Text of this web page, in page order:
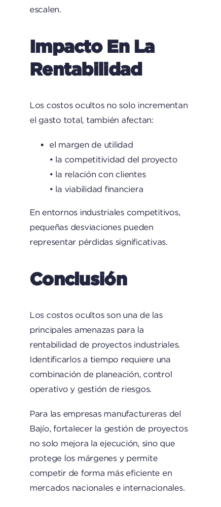
escalen.
Impacto En La
Rentabilidad
Los costos ocultos no solo incrementan
el gasto total, también afectan:
el margen de utilidad
• la competitividad del proyecto
• la relación con clientes
• la viabilidad financiera
En entornos industriales competitivos,
pequeñas desviaciones pueden
representar pérdidas significativas.
Conclusión
Los costos ocultos son una de las
principales amenazas para la
rentabilidad de proyectos industriales.
Identificarlos a tiempo requiere una
combinación de planeación, control
operativo y gestión de riesgos.
Para las empresas manufactureras del
Bajío, fortalecer la gestión de proyectos
no solo mejora la ejecución, sino que
protege los márgenes y permite
competir de forma más eficiente en
mercados nacionales e internacionales.